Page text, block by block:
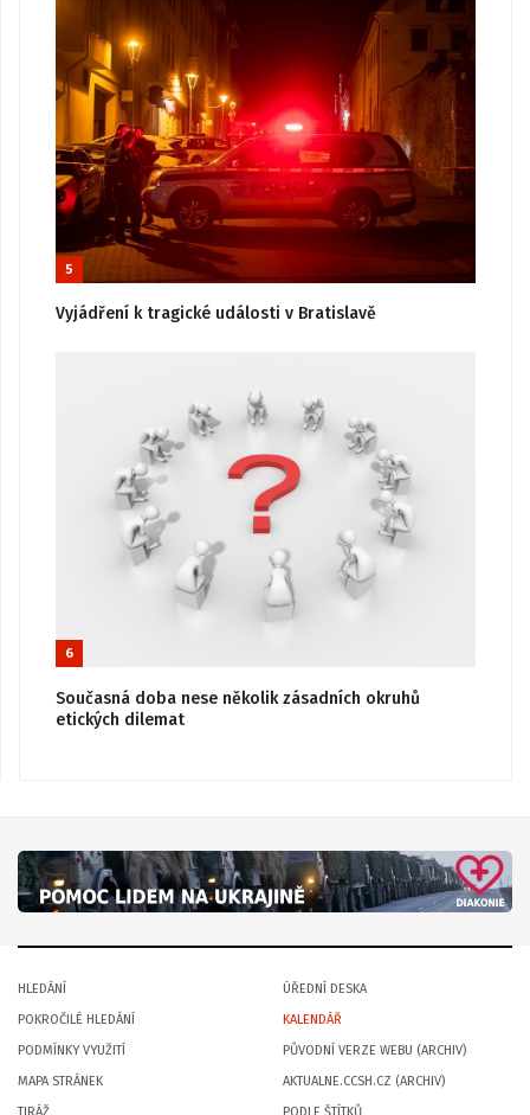
5
Vyjádření k tragické události v Bratislavě
6
Současná doba nese několik zásadních okruhů
etických dilemat
HLEDÁNÍ
POKROČILÉ HLEDÁNÍ
PODMÍNKY VYUŽITÍ
MAPA STRÁNEK
TIRÁŽ
ÚŘEDNÍ DESKA
KALENDÁŘ
PŮVODNÍ VERZE WEBU (ARCHIV)
AKTUALNE.CCSH.CZ (ARCHIV)
PODLE ŠTÍTKŮ